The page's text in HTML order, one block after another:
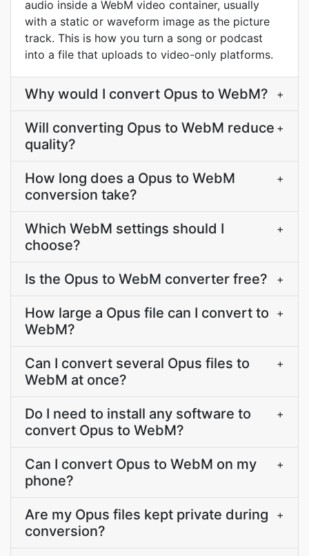
audio inside a WebM video container, usually
with a static or waveform image as the picture
track. This is how you turn a song or podcast
into a file that uploads to video-only platforms.
Why would I convert Opus to WebM? +
Will converting Opus to WebM reduce
quality?
+
How long does a Opus to WebM
conversion take?
+
Which WebM settings should I
choose?
+
Is the Opus to WebM converter free? +
How large a Opus file can I convert to
WebM?
+
Can I convert several Opus files to
WebM at once?
+
Do I need to install any software to
convert Opus to WebM?
+
Can I convert Opus to WebM on my
phone?
+
Are my Opus files kept private during
conversion?
+